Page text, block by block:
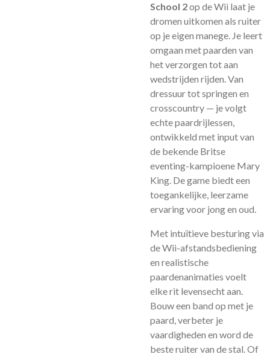
School 2op de Wii laat je
dromen uitkomen als ruiter
op je eigen manege. Je leert
omgaan met paarden van
het verzorgen tot aan
wedstrijden rijden. Van
dressuur tot springen en
crosscountry — je volgt
echte paardrijlessen,
ontwikkeld met input van
de bekende Britse
eventing-kampioene Mary
King. De game biedt een
toegankelijke, leerzame
ervaring voor jong en oud.
Met intuïtieve besturing via
de Wii-afstandsbediening
en realistische
paardenanimaties voelt
elke rit levensecht aan.
Bouw een band op met je
paard, verbeter je
vaardigheden en word de
beste ruiter van de stal. Of